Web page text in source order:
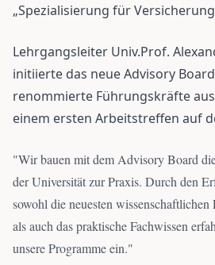
„Spezialisierung für
Lehrgangsleiter Univ.Prof.
initiierte das neue Advisory
renommierte Führungskräfte
einem ersten Arbeitstreffen auf
"Wir bauen mit dem Advisory Board
der Universität zur Praxis. Durch den
sowohl die neuesten
als auch das praktische Fachwissen
unsere Programme ein."